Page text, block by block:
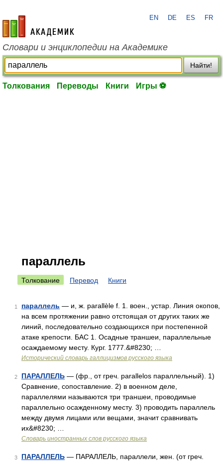
academic.ru
EN DE ES FR
Словари и энциклопедии на Академике
Найти!
Толкования Переводы Книги Игры ⚽
параллель
Толкование Перевод Книги
1 параллель — и, ж. parallèle f. 1. воен., устар. Линия окопов,
на всем протяжении равно отстоящая от других таких же
линий, последовательно создающихся при постепенной
атаке крепости. БАС 1. Осадные траншеи, параллельные
осаждаемому месту. Кург. 1777.&#8230; …
Исторический словарь галлицизмов русского языка
2 ПАРАЛЛЕЛЬ — (фр., от греч. parallelos параллельный). 1)
Сравнение, сопоставление. 2) в военном деле,
параллелями называются три траншеи, проводимые
параллельно осажденному месту. 3) проводить параллель
между двумя лицами или вещами, значит сравнивать
их&#8230; …
Словарь иностранных слов русского языка
3 ПАРАЛЛЕЛЬ — ПАРАЛЛЕЛЬ, параллели, жен. (от греч.